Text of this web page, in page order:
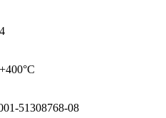
51308768-08